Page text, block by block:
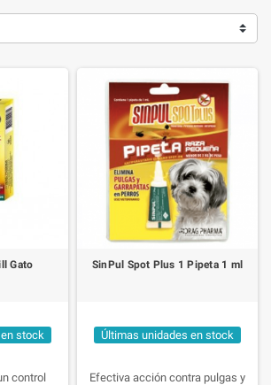
Gato
stock
control
SinPul Spot Plus 1 Pipeta 1 ml
Últimas unidades en stock
Efectiva acción contra pulgas y